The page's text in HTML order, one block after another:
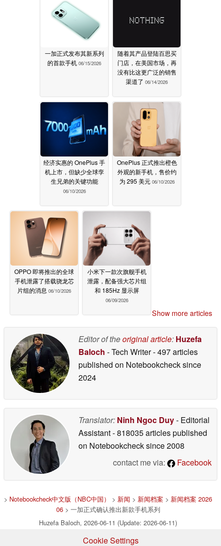
一加正式发布其新系列
的首款手机 06/15/2026
随着其产品登陆百思买
门店，在美国市场，再
没有比这更广泛的销售
渠道了 06/14/2026
经济实惠的 OnePlus 手
机上市，但缺少全球孪
生兄弟的关键功能
06/10/2026
OnePlus 正式推出橙色
外观的新手机，售价约
为 295 美元 06/10/2026
OPPO 即将推出的全球
手机泄露了搭载骁龙芯
片组的消息 06/10/2026
小米下一款次旗舰手机
泄露，配备强大芯片组
和 185Hz 显示屏
06/09/2026
Show more articles
Editor of theoriginal article: Huzefa
Baloch - Tech Writer- 497 articles
published on Notebookchecksince
2024
Translator: Ninh Ngoc Duy- Editorial
Assistant- 818035 articles published
on Notebookchecksince 2008
contact me via:
Facebook
> Notebookcheck中文版（NBC中国） > 新闻 > 新闻档案 > 新闻档案 2026
06> 一加正式确认推出新款手机系列
Huzefa Baloch, 2026-06-11 (Update: 2026-06-11)
Cookie Settings